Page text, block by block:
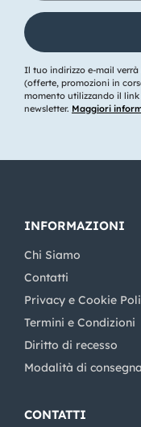
Il tuo indirizzo e-mail
(offerte, promozioni in
momento utilizzando il
newsletter. Maggiori
INFORMAZIONI
Chi Siamo
Contatti
Privacy e Cookie
Termini e Condizioni
Diritto di recesso
Modalità di consegna
CONTATTI